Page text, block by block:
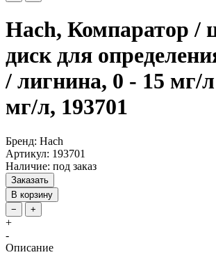
Hach, Компаратор /
диск для
/ лигнина, 0 - 15 мг/
мг/л, 193701
Бренд: Hach
Артикул: 193701
Наличие: под заказ
Заказать
В корзину
−
+
+
-
Описание